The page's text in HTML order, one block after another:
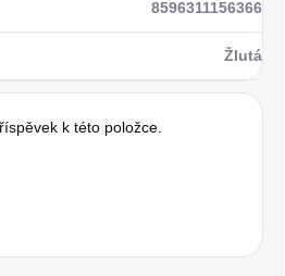
8596311156366
Žlutá
k této položce.